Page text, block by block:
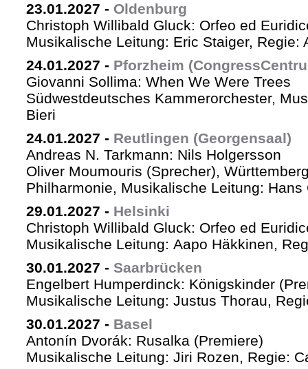
23.01.2027 - Oldenburg
Christoph Willibald Gluck: Orfeo ed
Musikalische Leitung: Eric Staiger, Regie:
24.01.2027 - Pforzheim
Giovanni Sollima: When We Were Trees
Südwestdeutsches Kammerorchester,
Bieri
24.01.2027 - Reutlingen (Georgensaal)
Andreas N. Tarkmann: Nils Holgersson
Oliver Moumouris (Sprecher),
Philharmonie, Musikalische Leitung: Hans
29.01.2027 - Helsinki
Christoph Willibald Gluck: Orfeo ed
Musikalische Leitung: Aapo Häkkinen,
30.01.2027 - Saarbrücken
Engelbert Humperdinck: Königskinder
Musikalische Leitung: Justus Thorau,
30.01.2027 - Basel
Antonín Dvorák: Rusalka (Premiere)
Musikalische Leitung: Jiri Rozen, Regie: